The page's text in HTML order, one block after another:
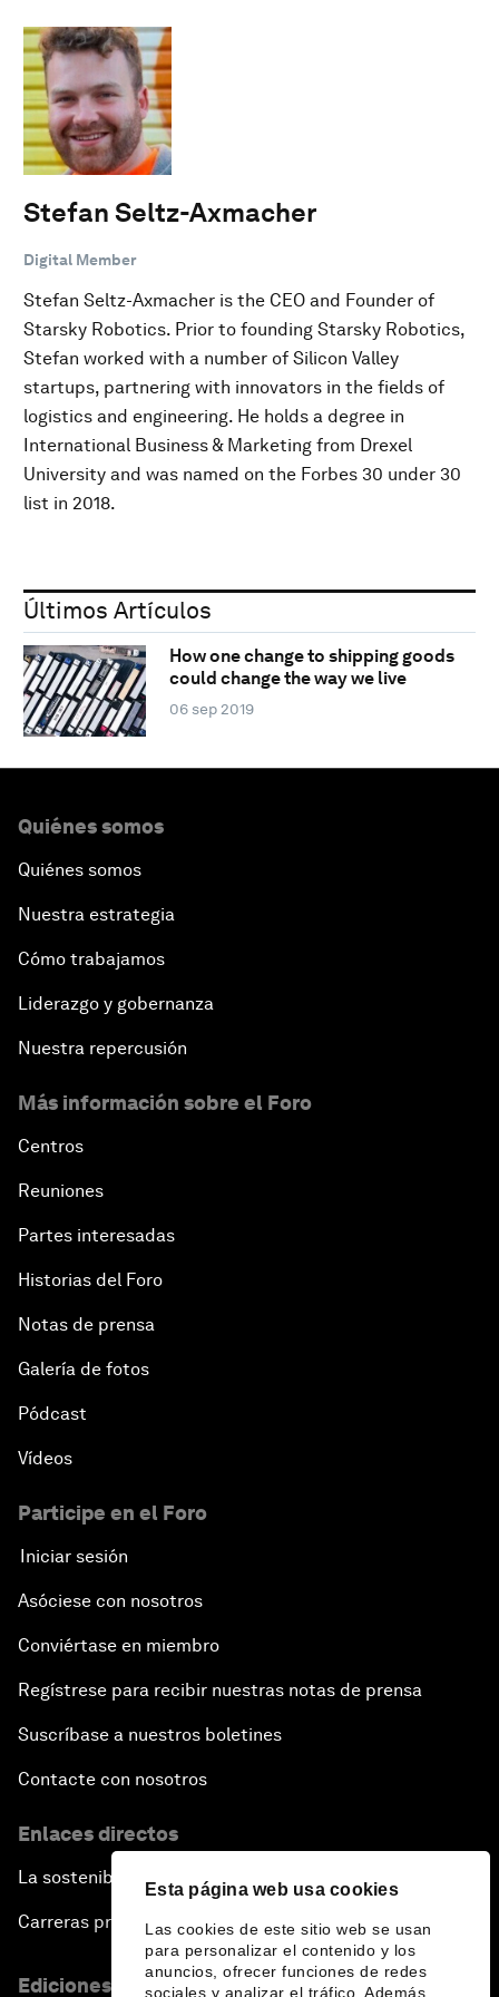
Esta página web usa cookies
Las cookies de este sitio web se usan
para personalizar el contenido y los
anuncios, ofrecer funciones de redes
sociales y analizar el tráfico. Además,
Stefan Seltz-Axmacher
Digital Member
Stefan Seltz-Axmacher is the CEO and Founder of
Starsky Robotics. Prior to founding Starsky Robotics,
Stefan worked with a number of Silicon Valley
startups, partnering with innovators in the fields of
logistics and engineering. He holds a degree in
International Business & Marketing from Drexel
University and was named on the Forbes 30 under 30
list in 2018.
Últimos Artículos
How one change to shipping goods
could change the way we live
06 sep 2019
Quiénes somos
Quiénes somos
Nuestra estrategia
Cómo trabajamos
Liderazgo y gobernanza
Nuestra repercusión
Más información sobre el Foro
Centros
Reuniones
Partes interesadas
Historias del Foro
Notas de prensa
Galería de fotos
Pódcast
Vídeos
Participe en el Foro
Iniciar sesión
Asóciese con nosotros
Conviértase en miembro
Regístrese para recibir nuestras notas de prensa
Suscríbase a nuestros boletines
Contacte con nosotros
Enlaces directos
La sostenibilidad en el Foro
Carreras profesionales
Ediciones en otros idiomas